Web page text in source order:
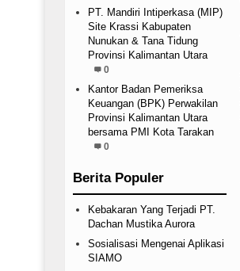
PT. Mandiri Intiperkasa (MIP)
Site Krassi Kabupaten
Nunukan & Tana Tidung
Provinsi Kalimantan Utara
0
Kantor Badan Pemeriksa
Keuangan (BPK) Perwakilan
Provinsi Kalimantan Utara
bersama PMI Kota Tarakan
0
Berita Populer
Kebakaran Yang Terjadi PT.
Dachan Mustika Aurora
Sosialisasi Mengenai Aplikasi
SIAMO